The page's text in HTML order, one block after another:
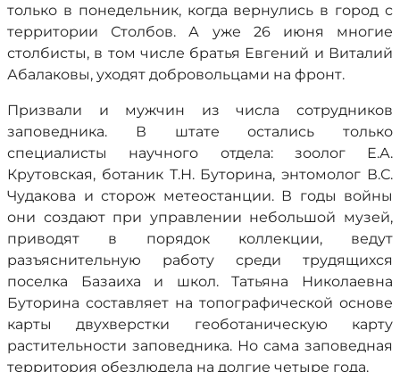
только в понедельник, когда вернулись в город с
территории Столбов. А уже 26 июня многие
столбисты, в том числе братья Евгений и Виталий
Абалаковы, уходят добровольцами на фронт.
Призвали и мужчин из числа сотрудников
заповедника. В штате остались только
специалисты научного отдела: зоолог Е.А.
Крутовская, ботаник Т.Н. Буторина, энтомолог В.С.
Чудакова и сторож метеостанции. В годы войны
они создают при управлении небольшой музей,
приводят в порядок коллекции, ведут
разъяснительную работу среди трудящихся
поселка Базаиха и школ. Татьяна Николаевна
Буторина составляет на топографической основе
карты двухверстки геоботаническую карту
растительности заповедника. Но сама заповедная
территория обезлюдела на долгие четыре года.